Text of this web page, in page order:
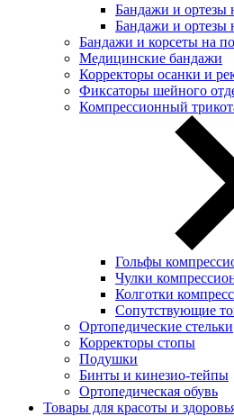
Бандажи и ортезы
Бандажи и ортезы
Бандажи и корсеты на
Медицинские бандажи
Корректоры осанки и
Фиксаторы шейного
Компрессионный
Гольфы
Чулки
Колготки
Сопутствующие
Ортопедические стельки
Корректоры стопы
Подушки
Бинты и кинезио-тейпы
Ортопедическая обувь
Товары для красоты и